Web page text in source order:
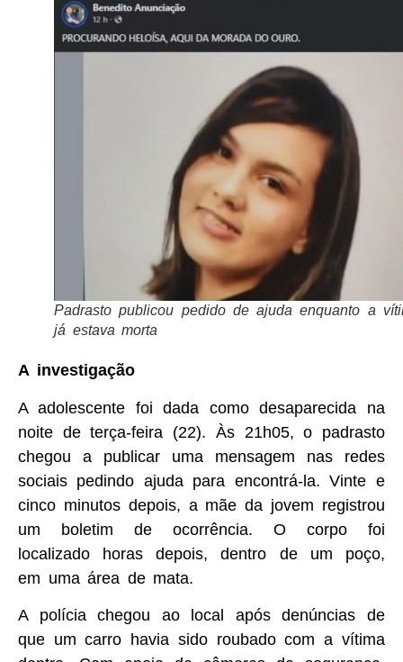
Padrasto publicou pedido de ajuda enquanto a
já estava morta
A investigação
A adolescente foi dada como desaparecida na
noite de terça-feira (22). Às 21h05, o padrasto
chegou a publicar uma mensagem nas redes
sociais pedindo ajuda para encontrá-la. Vinte e
cinco minutos depois, a mãe da jovem registrou
um boletim de ocorrência. O corpo foi
localizado horas depois, dentro de um poço,
em uma área de mata.
A polícia chegou ao local após denúncias de
que um carro havia sido roubado com a vítima